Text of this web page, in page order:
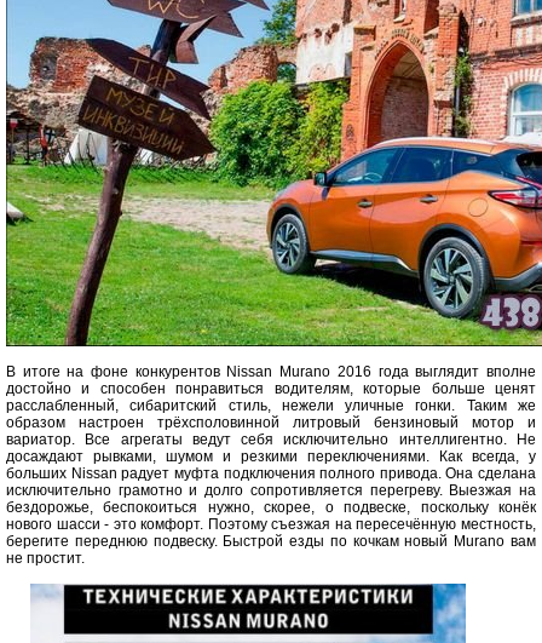
В итоге на фоне конкурентов Nissan Murano 2016 года выглядит вполне
достойно и способен понравиться водителям, которые больше ценят
расслабленный, сибаритский стиль, нежели уличные гонки. Таким же
образом настроен трёхсполовинной литровый бензиновый мотор и
вариатор. Все агрегаты ведут себя исключительно интеллигентно. Не
досаждают рывками, шумом и резкими переключениями. Как всегда, у
больших Nissan радует муфта подключения полного привода. Она сделана
исключительно грамотно и долго сопротивляется перегреву. Выезжая на
бездорожье, беспокоиться нужно, скорее, о подвеске, поскольку конёк
нового шасси - это комфорт. Поэтому съезжая на пересечённую местность,
берегите переднюю подвеску. Быстрой езды по кочкам новый Murano вам
не простит.